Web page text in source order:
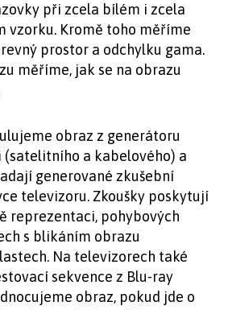
při zcela bílém i zcela
vzorku. Kromě toho měříme
prostor a odchylku gama.
měříme, jak se na obrazu
obraz z generátoru
a kabelového) a
generované zkušební
televizoru. Zkoušky poskytují
reprezentaci, pohybových
s blikáním obrazu
Na televizorech také
sekvence z Blu-ray
obraz, pokud jde o